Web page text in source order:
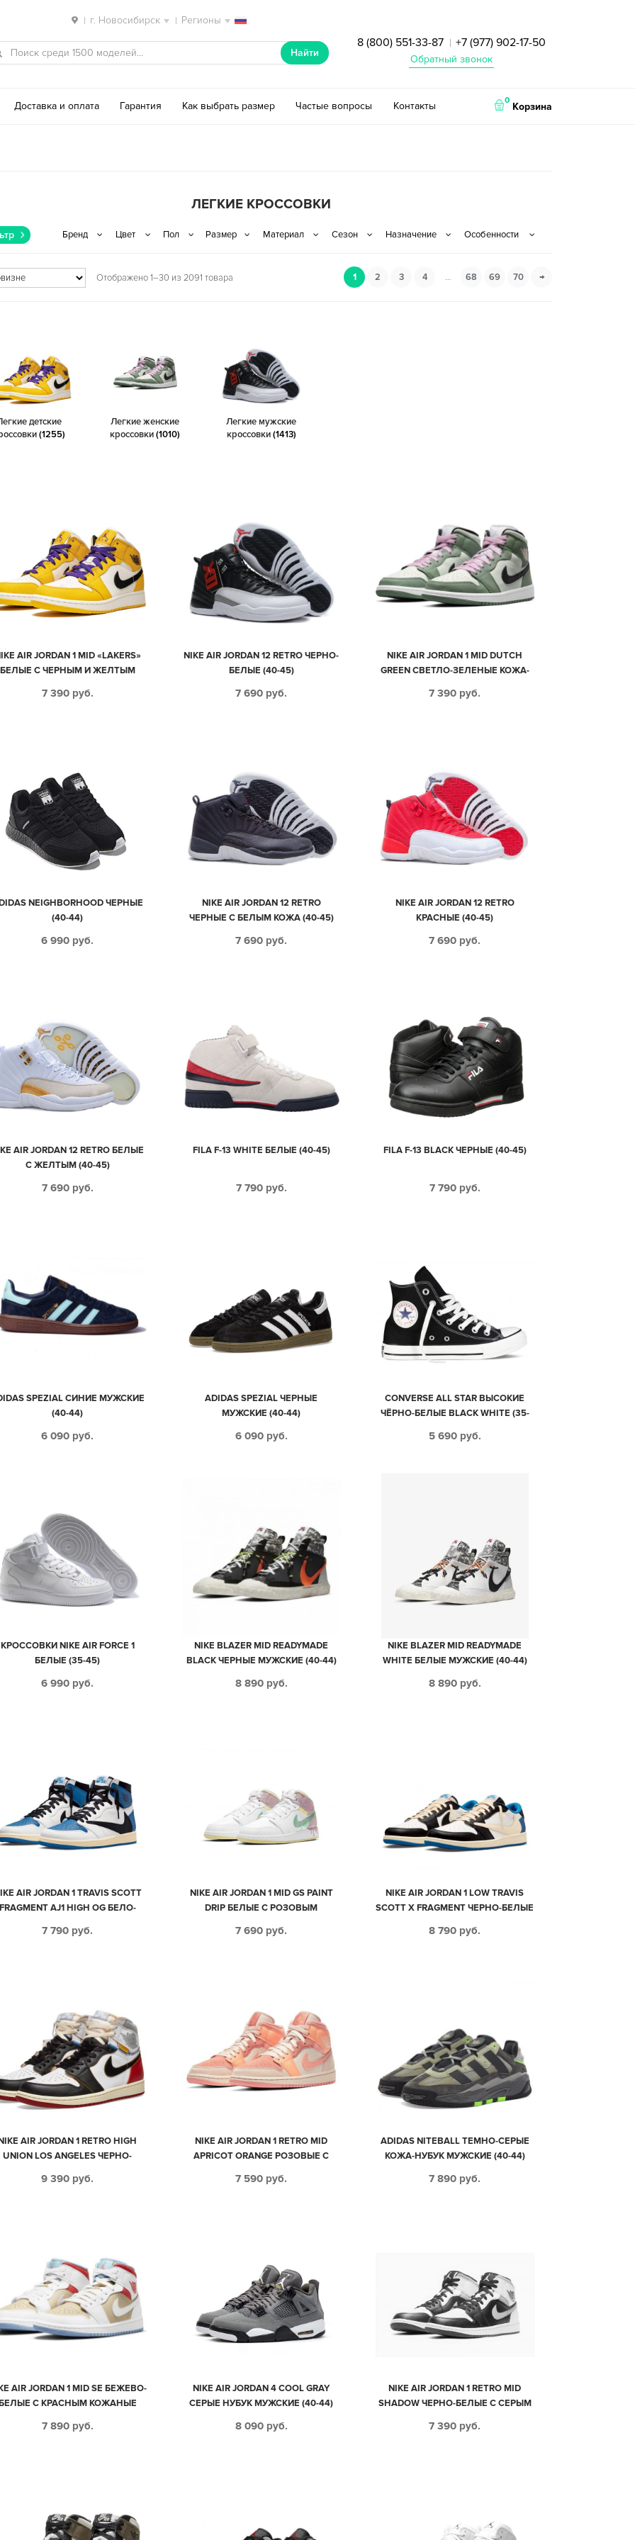
| г. Новосибирск | Регионы
Найти
8 (800) 551-33-87 | +7 (977) 902-17-50
Обратный звонок
Доставка и оплата Гарантия Как выбрать размер Частые вопросы Контакты 0
Корзина
ЛЕГКИЕ КРОССОВКИ
Отображено 1–30 из 2091 товара 1 2 3 4 … 68 69 70 →
детские
(1255)
Легкие женские
кроссовки(1010)
Легкие мужские
кроссовки(1413)
AIR JORDAN 1 MID «LAKERS»
БЕЛЫЕ С ЧЕРНЫМ И ЖЕЛТЫМ
7 390 руб.
NIKE AIR JORDAN 12 RETRO ЧЕРНО-
БЕЛЫЕ (40-45)
7 690 руб.
NIKE AIR JORDAN 1 MID DUTCH
GREEN СВЕТЛО-ЗЕЛЕНЫЕ КОЖА-
7 390 руб.
NEIGHBORHOOD ЧЕРНЫЕ
(40-44)
6 990 руб.
NIKE AIR JORDAN 12 RETRO
ЧЕРНЫЕ С БЕЛЫМ КОЖА (40-45)
7 690 руб.
NIKE AIR JORDAN 12 RETRO
КРАСНЫЕ (40-45)
7 690 руб.
AIR JORDAN 12 RETRO БЕЛЫЕ
С ЖЕЛТЫМ (40-45)
7 690 руб.
FILA F-13 WHITE БЕЛЫЕ (40-45)
7 790 руб.
FILA F-13 BLACK ЧЕРНЫЕ (40-45)
7 790 руб.
SPEZIAL СИНИЕ МУЖСКИЕ
(40-44)
6 090 руб.
ADIDAS SPEZIAL ЧЕРНЫЕ
МУЖСКИЕ (40-44)
6 090 руб.
CONVERSE ALL STAR ВЫСОКИЕ
ЧЁРНО-БЕЛЫЕ BLACK WHITE (35-
5 690 руб.
КРОССОВКИ NIKE AIR FORCE 1
БЕЛЫЕ (35-45)
6 990 руб.
NIKE BLAZER MID READYMADE
BLACK ЧЕРНЫЕ МУЖСКИЕ (40-44)
8 890 руб.
NIKE BLAZER MID READYMADE
WHITE БЕЛЫЕ МУЖСКИЕ (40-44)
8 890 руб.
AIR JORDAN 1 TRAVIS SCOTT
AJ1 HIGH OG БЕЛО-
МУЖСКИЕ (40-44)
7 790 руб.
NIKE AIR JORDAN 1 MID GS PAINT
DRIP БЕЛЫЕ С РОЗОВЫМ
7 690 руб.
NIKE AIR JORDAN 1 LOW TRAVIS
SCOTT X FRAGMENT ЧЕРНО-БЕЛЫЕ
(40-44)
8 790 руб.
AIR JORDAN 1 RETRO HIGH
UNION LOS ANGELES ЧЕРНО-
МУЖСКИЕ-ЖЕНСКИЕ (35-44)
9 390 руб.
NIKE AIR JORDAN 1 RETRO MID
APRICOT ORANGE РОЗОВЫЕ С
(35-39)
7 590 руб.
ADIDAS NITEBALL ТЕМНО-СЕРЫЕ
КОЖА-НУБУК МУЖСКИЕ (40-44)
7 890 руб.
AIR JORDAN 1 MID SE БЕЖЕВО-
С КРАСНЫМ КОЖАНЫЕ
7 890 руб.
NIKE AIR JORDAN 4 COOL GRAY
СЕРЫЕ НУБУК МУЖСКИЕ (40-44)
8 090 руб.
NIKE AIR JORDAN 1 RETRO MID
SHADOW ЧЕРНО-БЕЛЫЕ С СЕРЫМ
(35-44)
7 390 руб.